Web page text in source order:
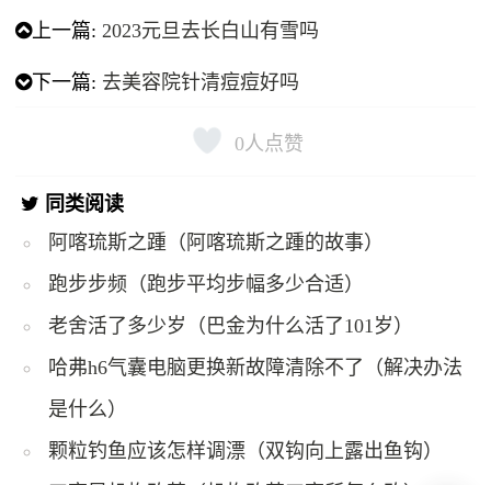
上一篇: 2023元旦去长白山有雪吗
下一篇: 去美容院针清痘痘好吗
0 人点赞
同类阅读
阿喀琉斯之踵（阿喀琉斯之踵的故事）
跑步步频（跑步平均步幅多少合适）
老舍活了多少岁（巴金为什么活了101岁）
哈弗h6气囊电脑更换新故障清除不了（解决办法
是什么）
颗粒钓鱼应该怎样调漂（双钩向上露出鱼钩）